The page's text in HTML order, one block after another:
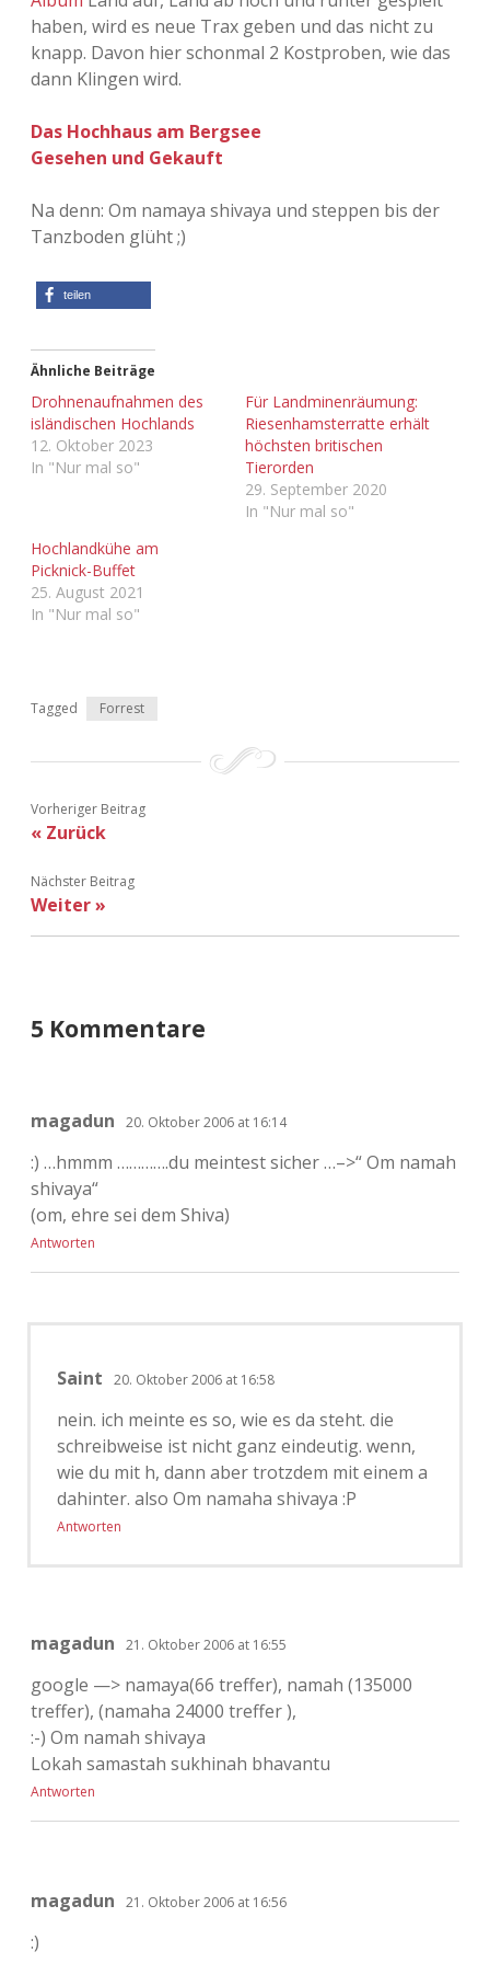
Visuelles
Adventskalender 2013
Adventskalender 2014
Adventskalender 2015
Adventskalender 2017
Adventskalender 2019
Adventskalender 2020
Adventskalender 2021
Adventskalender 2022
Adventskalender 2023
haben, wird es neue Trax geben und das nicht zu
knapp. Davon hier schonmal 2 Kostproben, wie das
dann Klingen wird.
Das Hochhaus am Bergsee
Gesehen und Gekauft
Na denn: Om namaya shivaya und steppen bis der
Tanzboden glüht ;)
teilen
Ähnliche Beiträge
Drohnenaufnahmen des
isländischen Hochlands
12. Oktober 2023
In "Nur mal so"
Für Landminenräumung:
Riesenhamsterratte erhält
höchsten britischen
Tierorden
29. September 2020
In "Nur mal so"
Hochlandkühe am
Picknick-Buffet
25. August 2021
In "Nur mal so"
Tagged Forrest
Vorheriger Beitrag
« Zurück
Nächster Beitrag
Weiter »
5 Kommentare
magadun 20. Oktober 2006 at 16:14
:) …hmmm ………….du meintest sicher …–>“ Om namah
shivaya“
(om, ehre sei dem Shiva)
Antworten
Saint 20. Oktober 2006 at 16:58
nein. ich meinte es so, wie es da steht. die
schreibweise ist nicht ganz eindeutig. wenn,
wie du mit h, dann aber trotzdem mit einem a
dahinter. also Om namaha shivaya :P
Antworten
magadun 21. Oktober 2006 at 16:55
google —> namaya(66 treffer), namah (135000
treffer), (namaha 24000 treffer ),
:-) Om namah shivaya
Lokah samastah sukhinah bhavantu
Antworten
magadun 21. Oktober 2006 at 16:56
:)